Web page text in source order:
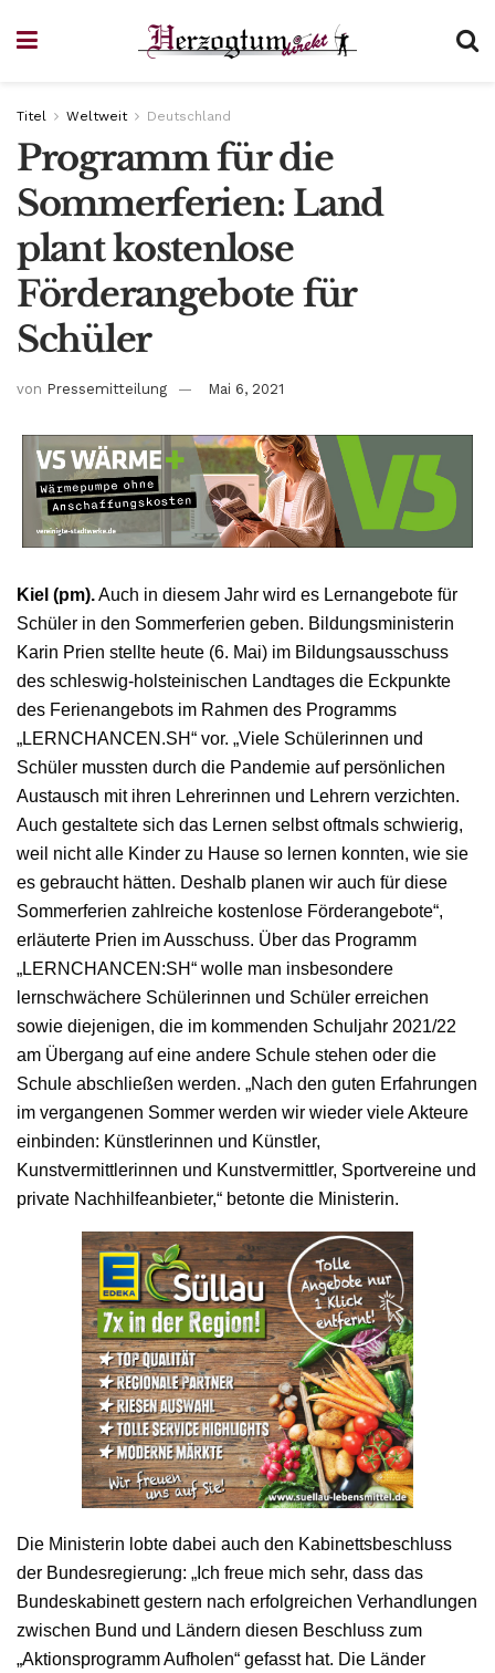
Titel Weltweit Deutschland
Programm für die
Sommerferien: Land
plant kostenlose
Förderangebote für
Schüler
von Pressemitteilung Mai 6, 2021
Kiel (pm).Auch in diesem Jahr wird es Lernangebote für
Schüler in den Sommerferien geben. Bildungsministerin
Karin Prien stellte heute (6. Mai) im Bildungsausschuss
des schleswig-holsteinischen Landtages die Eckpunkte
des Ferienangebots im Rahmen des Programms
„LERNCHANCEN.SH“ vor. „Viele Schülerinnen und
Schüler mussten durch die Pandemie auf persönlichen
Austausch mit ihren Lehrerinnen und Lehrern verzichten.
Auch gestaltete sich das Lernen selbst oftmals schwierig,
weil nicht alle Kinder zu Hause so lernen konnten, wie sie
es gebraucht hätten. Deshalb planen wir auch für diese
Sommerferien zahlreiche kostenlose Förderangebote“,
erläuterte Prien im Ausschuss. Über das Programm
„LERNCHANCEN:SH“ wolle man insbesondere
lernschwächere Schülerinnen und Schüler erreichen
sowie diejenigen, die im kommenden Schuljahr 2021/22
am Übergang auf eine andere Schule stehen oder die
Schule abschließen werden. „Nach den guten Erfahrungen
im vergangenen Sommer werden wir wieder viele Akteure
einbinden: Künstlerinnen und Künstler,
Kunstvermittlerinnen und Kunstvermittler, Sportvereine und
private Nachhilfeanbieter,“ betonte die Ministerin.
Die Ministerin lobte dabei auch den Kabinettsbeschluss
der Bundesregierung: „Ich freue mich sehr, dass das
Bundeskabinett gestern nach erfolgreichen Verhandlungen
zwischen Bund und Ländern diesen Beschluss zum
„Aktionsprogramm Aufholen“ gefasst hat. Die Länder